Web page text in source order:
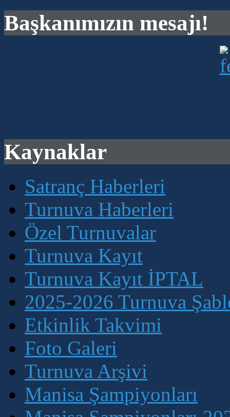
Başkanımızın mesajı!
Kaynaklar
Satranç Haberleri
Turnuva Haberleri
Özel Turnuvalar
Turnuva Kayıt
Turnuva Kayıt İPTAL
2025-2026 Turnuva
Etkinlik Takvimi
Foto Galeri
Turnuva Arşivi
Manisa Şampiyonları